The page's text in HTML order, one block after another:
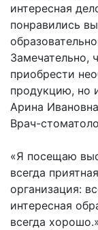
интересная
понравились
Замечательно,
приобрести
продукцию, но
Арина
Врач-
«Я посещаю
всегда
организация:
интересная
всегда